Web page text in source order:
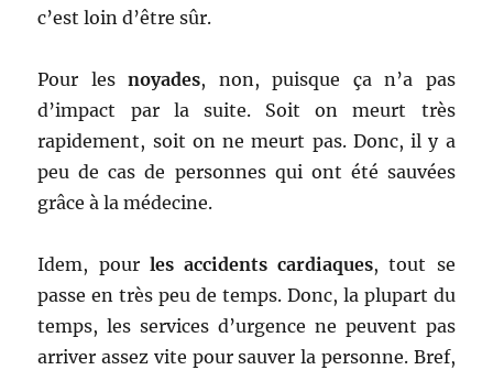
c’est loin d’être sûr.
Pour lesnoyades, non, puisque ça n’a pas
d’impact par la suite. Soit on meurt très
rapidement, soit on ne meurt pas. Donc, il y a
peu de cas de personnes qui ont été sauvées
grâce à la médecine.
Idem, pour les accidents cardiaques, tout se
passe en très peu de temps. Donc, la plupart du
temps, les services d’urgence ne peuvent pas
arriver assez vite pour sauver la personne. Bref,